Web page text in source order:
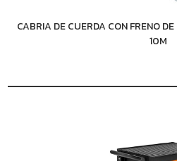
CABRIA DE CUERDA CON FRENO
10M